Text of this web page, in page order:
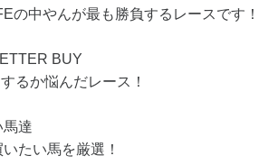
の中やんが最も勝負するレースです！
BUY
るか悩んだレース！
馬達
たい馬を厳選！